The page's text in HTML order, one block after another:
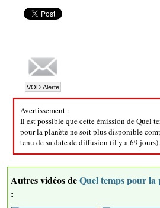
Avertissement :
Il est possible que cette émission de Quel
pour la planète ne soit plus disponible
tenu de sa date de diffusion (il y a 69 jours).
Autres vidéos deQuel temps pour la
: